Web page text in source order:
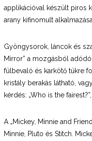
applikációval készült piros
arany kifinomult
Gyöngysorok, láncok és
Mirror” a mozgásból
fülbevaló és karkötő tükre
kristály berakás látható,
kérdés: „Who is the
A „Mickey, Minnie and
Minnie, Pluto és Stitch.